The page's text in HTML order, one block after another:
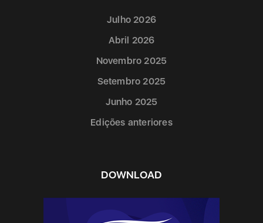
Julho 2026
Abril 2026
Novembro 2025
Setembro 2025
Junho 2025
Edições anteriores
DOWNLOAD